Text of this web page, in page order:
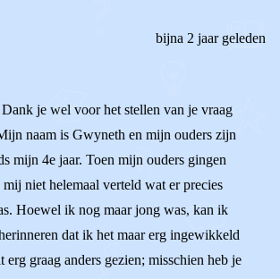
bijna 2 jaar geleden
je wel voor het stellen van je vraag
naam is Gwyneth en mijn ouders zijn
mijn 4e jaar. Toen mijn ouders gingen
niet helemaal verteld wat er precies
Hoewel ik nog maar jong was, kan ik
dat ik het maar erg ingewikkeld
graag anders gezien; misschien heb je